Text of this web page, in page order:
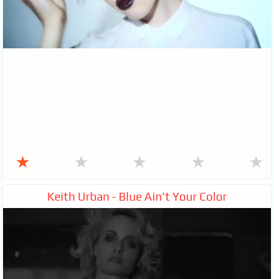
★ ★ ★ ★ ★
Keith Urban - Blue Ain't Your Color